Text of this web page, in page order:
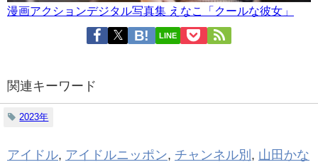
漫画アクションデジタル写真集 えなこ「クールな彼女」
LINE
関連キーワード
2023年
アイドル, アイドルニッポン, チャンネル別 , 山田かな